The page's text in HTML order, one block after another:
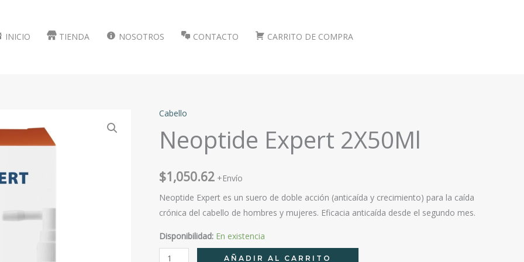
INICIO TIENDA NOSOTROS CONTACTO CARRITO DE COMPRA
Cabello
Neoptide Expert 2X50Ml
$1,050.62 +Envío
Neoptide Expert es un suero de doble acción (anticaída y crecimiento) para la caída
crónica del cabello de hombres y mujeres. Eficacia anticaída desde el segundo mes.
Disponibilidad: En existencia
Neoptide
AÑADIR AL CARRITO